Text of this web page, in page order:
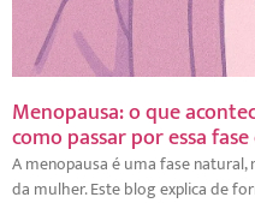
Menopausa: o que
como passar por essa
A menopausa é uma fase
da mulher. Este blog explica de